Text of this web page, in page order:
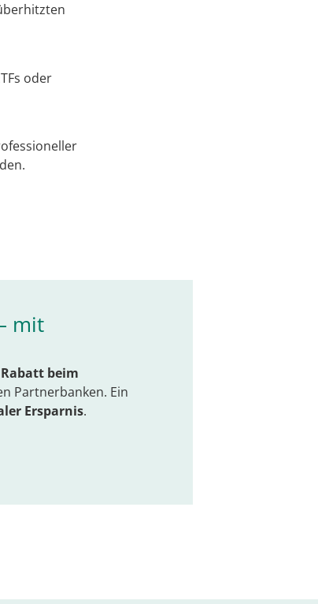
oder
mit
Rabatt beim
Partnerbanken. Ein
Ersparnis.